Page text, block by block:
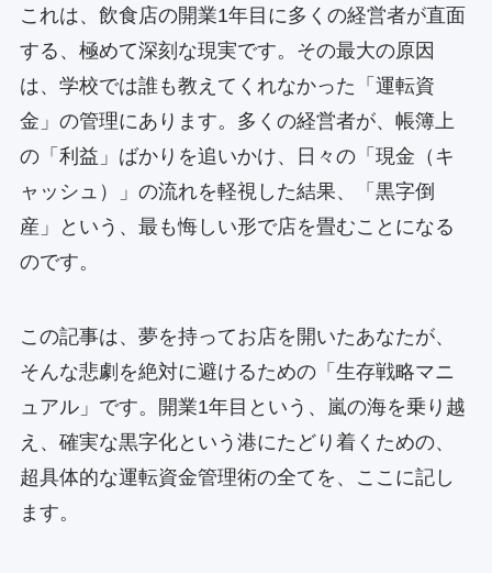
これは、飲食店の開業1年目に多くの経営者が直面
する、極めて深刻な現実です。その最大の原因
は、学校では誰も教えてくれなかった「運転資
金」の管理にあります。多くの経営者が、帳簿上
の「利益」ばかりを追いかけ、日々の「現金（キ
ャッシュ）」の流れを軽視した結果、「黒字倒
産」という、最も悔しい形で店を畳むことになる
のです。
この記事は、夢を持ってお店を開いたあなたが、
そんな悲劇を絶対に避けるための「生存戦略マニ
ュアル」です。開業1年目という、嵐の海を乗り越
え、確実な黒字化という港にたどり着くための、
超具体的な運転資金管理術の全てを、ここに記し
ます。